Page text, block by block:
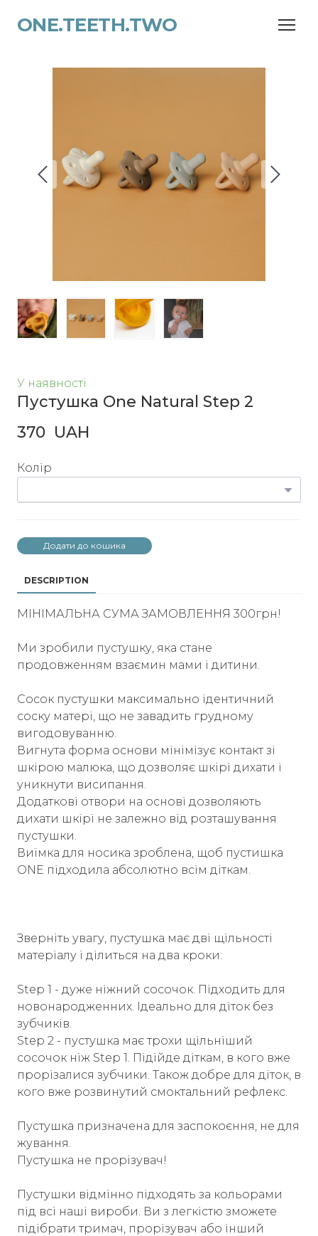
ONE.TEETH.TWO
У наявності
Пустушка One Natural Step 2
370  UAH
Колір
Додати до кошика
DESCRIPTION
МІНІМАЛЬНА СУМА ЗАМОВЛЕННЯ 300грн!
Ми зробили пустушку, яка стане
продовженням взаємин мами і дитини.
Сосок пустушки максимально ідентичний
соску матері, що не завадить грудному
вигодовуванню.
Вигнута форма основи мінімізує контакт зі
шкірою малюка, що дозволяє шкірі дихати і
уникнути висипання.
Додаткові отвори на основі дозволяють
дихати шкірі не залежно від розташування
пустушки.
Виїмка для носика зроблена, щоб пустишка
ONE підходила абсолютно всім діткам.
Зверніть увагу, пустушка має дві щільності
матеріалу і ділиться на два кроки:
Step 1 - дуже ніжний сосочок. Підходить для
новонародженних. Ідеально для діток без
зубчиків.
Step 2 - пустушка має трохи щільніший
сосочок ніж Step 1. Підійде діткам, в кого вже
прорізалися зубчики. Також добре для діток, в
кого вже розвинутий смоктальний рефлекс.
Пустушка призначена для заспокоєння, не для
жування.
Пустушка не прорізувач!
Пустушки відмінно підходять за кольорами
під всі наші вироби. Ви з легкістю зможете
підібрати тримач, прорізувач або інший